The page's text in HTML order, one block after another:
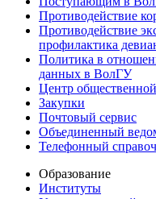
Противодействие
Противодействие
профилактика
Политика в
данных в ВолГУ
Центр
Закупки
Почтовый сервис
Объединенный
Телефонный
Образование
Институты